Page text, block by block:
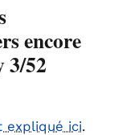
encore
3/52
expliqué ici.